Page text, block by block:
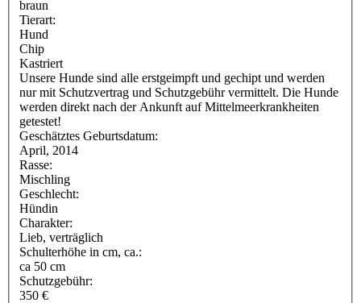
braun
Tierart:
Hund
Chip
Kastriert
Unsere Hunde sind alle erstgeimpft und gechipt und werden
nur mit Schutzvertrag und Schutzgebühr vermittelt. Die Hunde
werden direkt nach der Ankunft auf Mittelmeerkrankheiten
getestet!
Geschätztes Geburtsdatum:
April, 2014
Rasse:
Mischling
Geschlecht:
Hündin
Charakter:
Lieb, verträglich
Schulterhöhe in cm, ca.:
ca 50 cm
Schutzgebühr:
350 €